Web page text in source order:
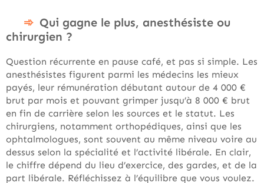
Qui gagne le plus, anesthésiste ou
chirurgien ?
Question récurrente en pause café, et pas si simple. Les
anesthésistes figurent parmi les médecins les mieux
payés, leur rémunération débutant autour de 4 000 €
brut par mois et pouvant grimper jusqu’à 8 000 € brut
en fin de carrière selon les sources et le statut. Les
chirurgiens, notamment orthopédiques, ainsi que les
ophtalmologues, sont souvent au même niveau voire au
dessus selon la spécialité et l’activité libérale. En clair,
le chiffre dépend du lieu d’exercice, des gardes, et de la
part libérale. Réfléchissez à l’équilibre que vous voulez.